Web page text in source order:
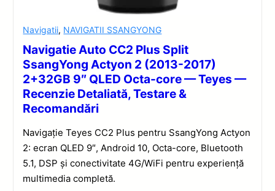
Navigatii, NAVIGATII SSANGYONG
Navigatie Auto CC2 Plus Split
SsangYong Actyon 2 (2013-2017)
2+32GB 9″ QLED Octa-core — Teyes —
Recenzie Detaliată, Testare &
Recomandări
Navigație Teyes CC2 Plus pentru SsangYong Actyon
2: ecran QLED 9″, Android 10, Octa-core, Bluetooth
5.1, DSP și conectivitate 4G/WiFi pentru experiență
multimedia completă.